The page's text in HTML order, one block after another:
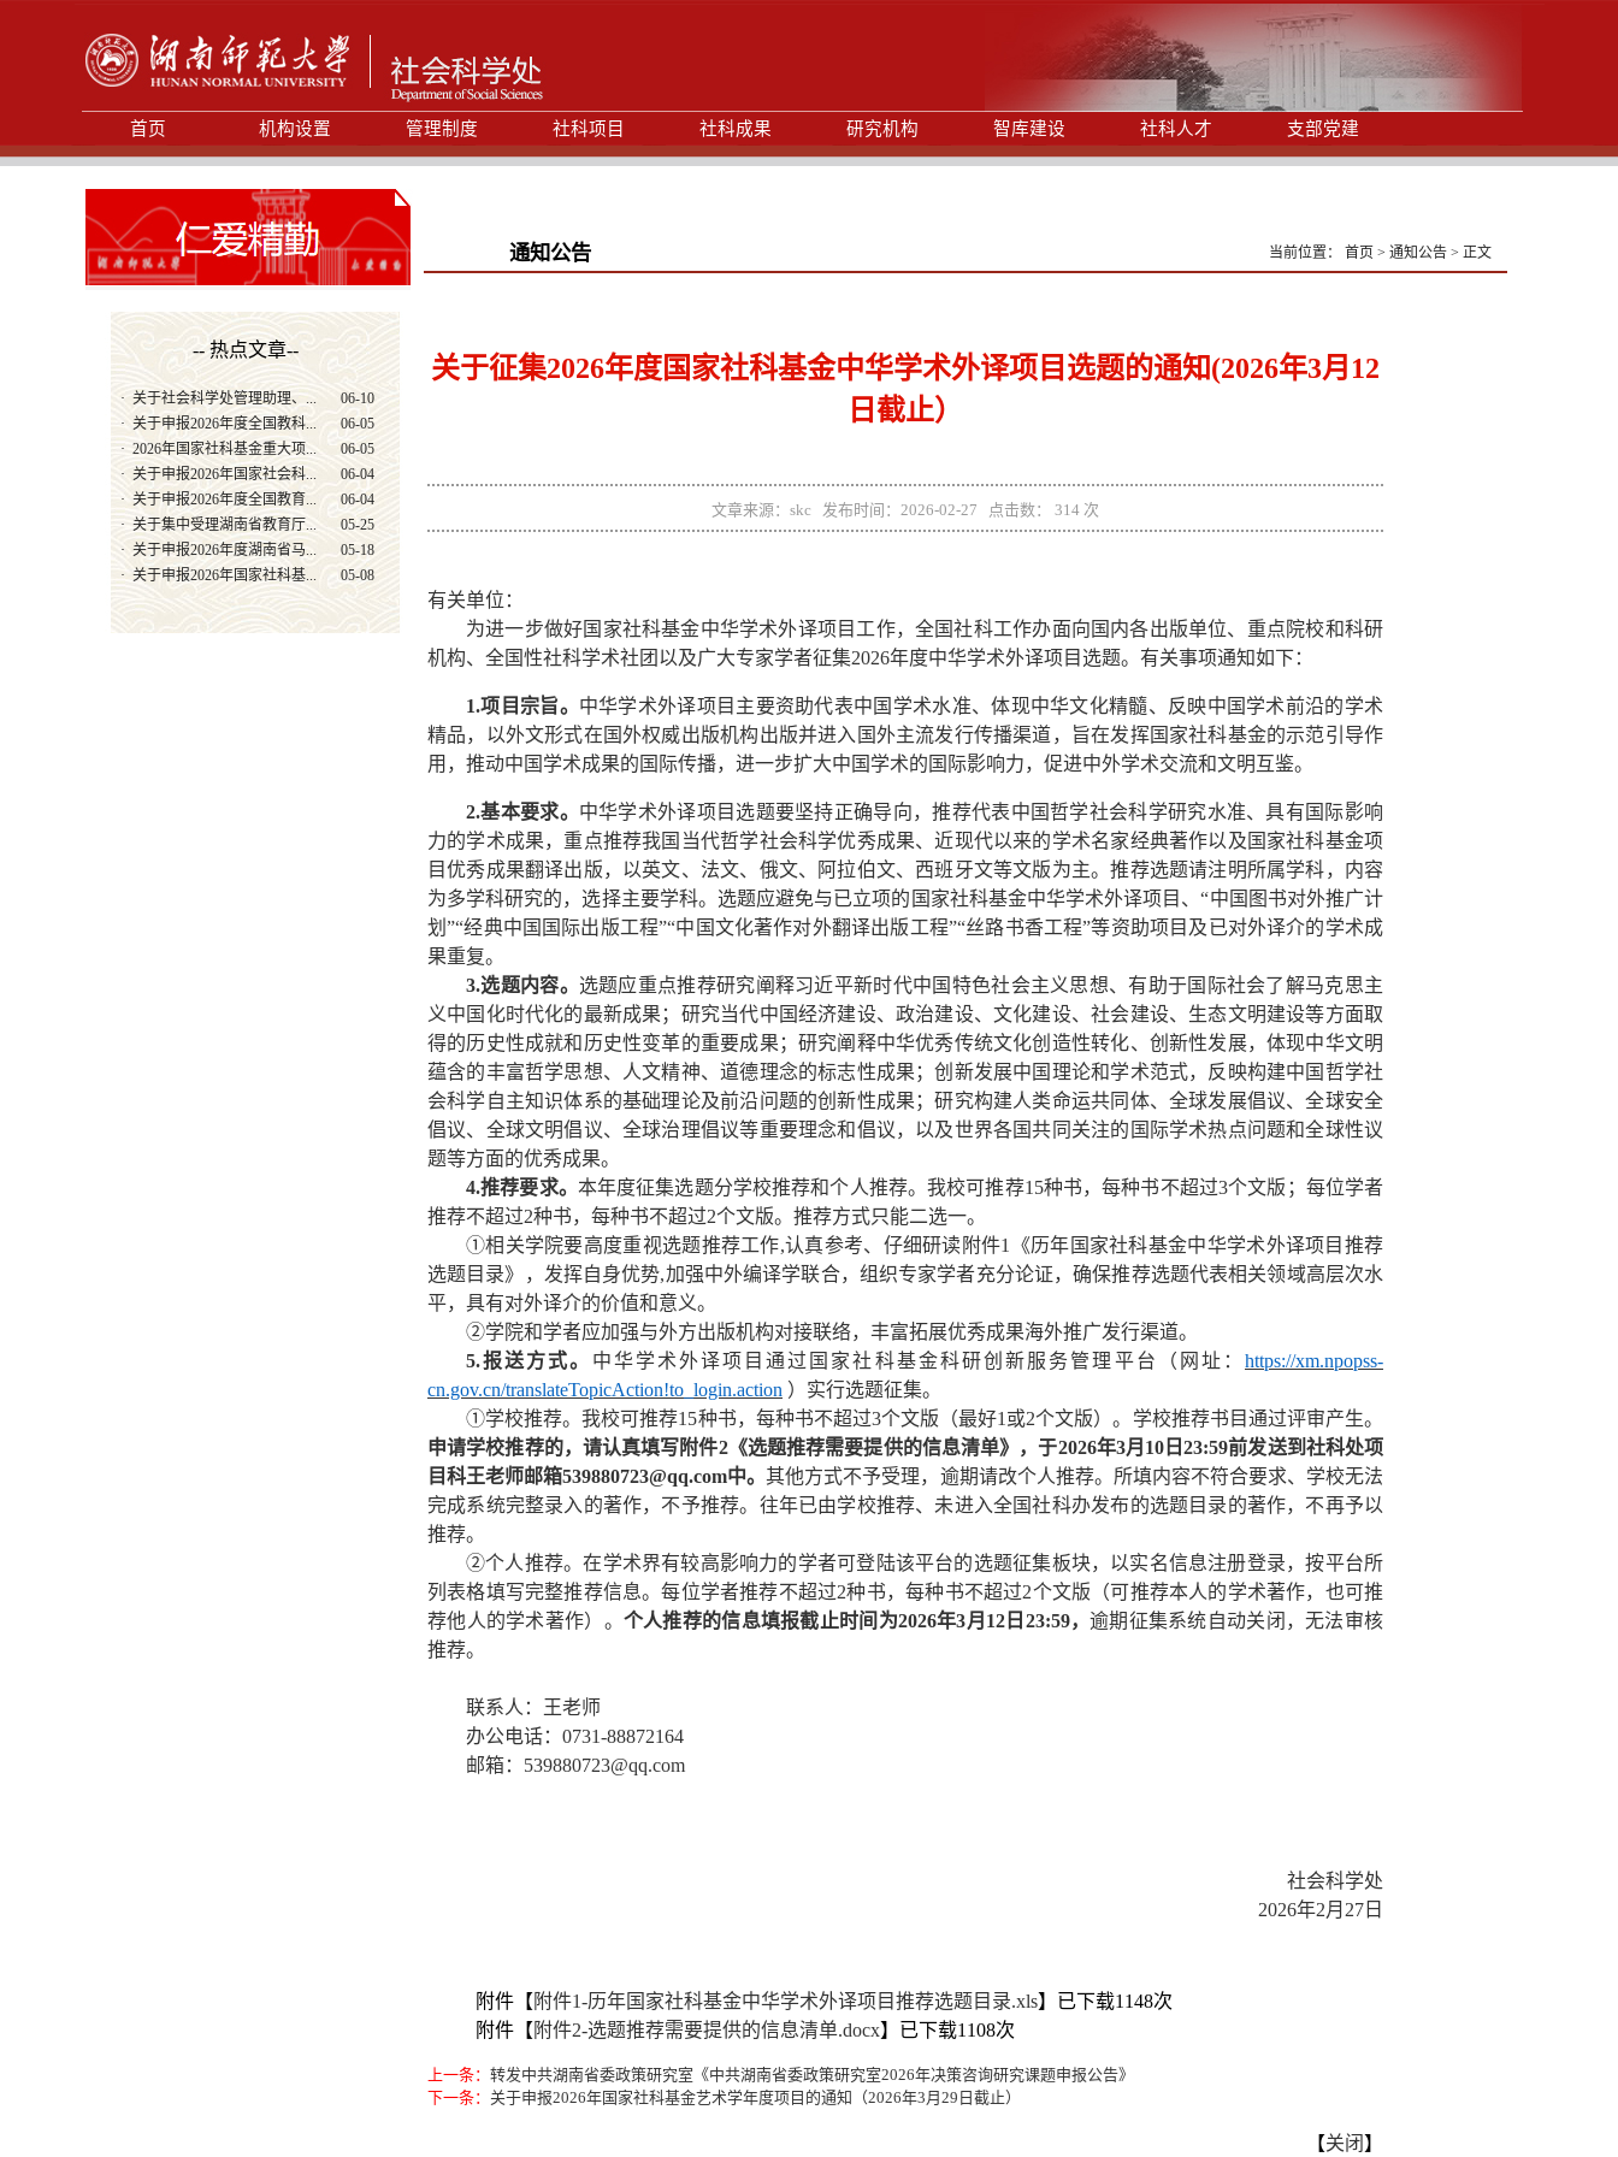
首页 机构设置 管理制度 社科项目 社科成果 研究机构 智库建设 社科人才 支部党建
-- 热点文章--
· 关于社会科学处管理助理、...
06-10
· 关于申报2026年度全国教科...
06-05
· 2026年国家社科基金重大项...
06-05
· 关于申报2026年国家社会科...
06-04
· 关于申报2026年度全国教育...
06-04
· 关于集中受理湖南省教育厅...
05-25
· 关于申报2026年度湖南省马...
05-18
· 关于申报2026年国家社科基... 05-08
通知公告 当前位置： 首页 > 通知公告 > 正文
关于征集2026年度国家社科基金中华学术外译项目选题的通知(2026年3月12
日截止）
文章来源：skc 发布时间：2026-02-27 点击数： 314 次
有关单位：
为进一步做好国家社科基金中华学术外译项目工作，全国社科工作办面向国内各出版单位、重点院校和科研
机构、全国性社科学术社团以及广大专家学者征集2026年度中华学术外译项目选题。有关事项通知如下：
1.项目宗旨。 中华学术外译项目主要资助代表中国学术水准、体现中华文化精髓、反映中国学术前沿的学术
精品，以外文形式在国外权威出版机构出版并进入国外主流发行传播渠道，旨在发挥国家社科基金的示范引导作
用，推动中国学术成果的国际传播，进一步扩大中国学术的国际影响力，促进中外学术交流和文明互鉴。
2.基本要求。 中华学术外译项目选题要坚持正确导向，推荐代表中国哲学社会科学研究水准、具有国际影响
力的学术成果，重点推荐我国当代哲学社会科学优秀成果、近现代以来的学术名家经典著作以及国家社科基金项
目优秀成果翻译出版，以英文、法文、俄文、阿拉伯文、西班牙文等文版为主。推荐选题请注明所属学科，内容
为多学科研究的，选择主要学科。选题应避免与已立项的国家社科基金中华学术外译项目、“中国图书对外推广计
划”“经典中国国际出版工程”“中国文化著作对外翻译出版工程”“丝路书香工程”等资助项目及已对外译介的学术成
果重复。
3.选题内容。 选题应重点推荐研究阐释习近平新时代中国特色社会主义思想、有助于国际社会了解马克思主
义中国化时代化的最新成果；研究当代中国经济建设、政治建设、文化建设、社会建设、生态文明建设等方面取
得的历史性成就和历史性变革的重要成果；研究阐释中华优秀传统文化创造性转化、创新性发展，体现中华文明
蕴含的丰富哲学思想、人文精神、道德理念的标志性成果；创新发展中国理论和学术范式，反映构建中国哲学社
会科学自主知识体系的基础理论及前沿问题的创新性成果；研究构建人类命运共同体、全球发展倡议、全球安全
倡议、全球文明倡议、全球治理倡议等重要理念和倡议，以及世界各国共同关注的国际学术热点问题和全球性议
题等方面的优秀成果。
4.推荐要求。 本年度征集选题分学校推荐和个人推荐。我校可推荐15种书，每种书不超过3个文版；每位学者
推荐不超过2种书，每种书不超过2个文版。 推荐方式只能二选一。
①相关学院要高度重视选题推荐工作,认真参考、仔细研读附件1《历年国家社科基金中华学术外译项目推荐
选题目录》，发挥自身优势,加强中外编译学联合，组织专家学者充分论证，确保推荐选题代表相关领域高层次水
平，具有对外译介的价值和意义。
②学院和学者应加强与外方出版机构对接联络，丰富拓展优秀成果海外推广发行渠道。
5.报送方式。 中华学术外译项目通过国家社科基金科研创新服务管理平台（网址： https://xm.npopss-
cn.gov.cn/translateTopicAction!to_login.action ）实行选题征集。
①学校推荐。我校可推荐15种书，每种书不超过3个文版（最好1或2个文版）。学校推荐书目通过评审产生。
申请学校推荐的，请认真填写附件2《选题推荐需要提供的信息清单》，于2026年3月 10日23:59前发送到社科处项
目科王老师邮箱539880723@qq.com中。其他方式不予受理，逾期请改个人推荐。所填内容不符合要求、学校无法
完成系统完整录入的著作，不予推荐。往年已由学校推荐、未进入全国社科办发布的选题目录的著作，不再予以
推荐。
②个人推荐。在学术界有较高影响力的学者可登陆该平台的选题征集板块，以实名信息注册登录，按平台所
列表格填写完整推荐信息。每位学者推荐不超过2种书，每种书不超过2个文版（可推荐本人的学术著作，也可推
荐他人的学术著作）。 个人推荐的信息填报截止时间为2026年3月12日23:59，逾期征集系统自动关闭，无法审核
推荐。
联系人：王老师
办公电话： 0731-88872164
邮箱： 539880723@qq.com
社会科学处
2026年2月 27 日
附件【 附件1-历年国家社科基金中华学术外译项目推荐选题目录.xls】已下载1148次
附件【 附件2-选题推荐需要提供的信息清单.docx】已下载1108次
上一条： 转发中共湖南省委政策研究室《中共湖南省委政策研究室2026年决策咨询研究课题申报公告》
下一条： 关于申报2026年国家社科基金艺术学年度项目的通知（2026年3月29日截止）
【关闭 】